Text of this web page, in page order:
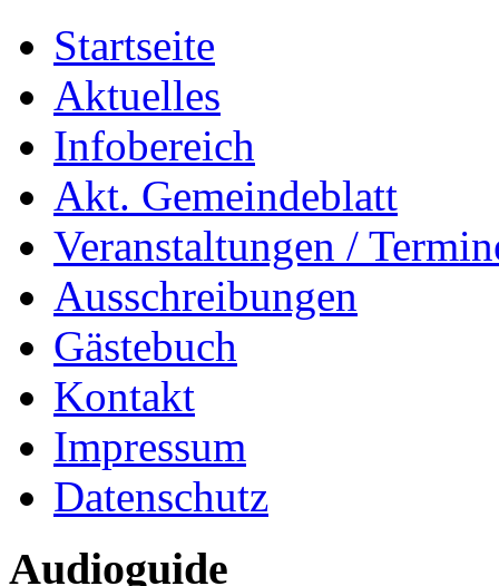
Startseite
Aktuelles
Infobereich
Akt. Gemeindeblatt
Veranstaltungen /
Ausschreibungen
Gästebuch
Kontakt
Impressum
Datenschutz
Audioguide